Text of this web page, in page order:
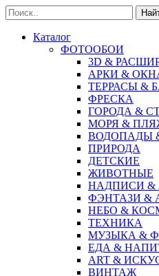
Каталог
ФОТООБОИ
3D &
АРКИ &
ТЕРРАСЫ &
ФРЕСКА
ГОРОДА &
МОРЯ &
ВОДОПАДЫ
ПРИРОДА
ДЕТСКИЕ
ЖИВОТНЫЕ
НАДПИСИ &
ФЭНТАЗИ &
НЕБО &
ТЕХНИКА
МУЗЫКА &
ЕДА &
ART &
ВИНТАЖ